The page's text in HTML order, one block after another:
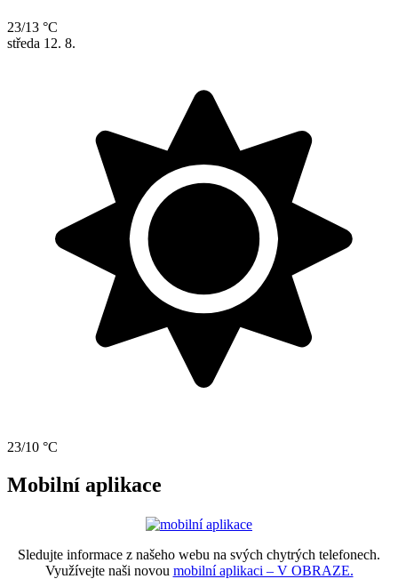
23/13 °C
středa 12. 8.
23/10 °C
Mobilní aplikace
Sledujte informace z našeho webu na svých chytrých telefonech.
Využívejte naši novou mobilní aplikaci – V OBRAZE.